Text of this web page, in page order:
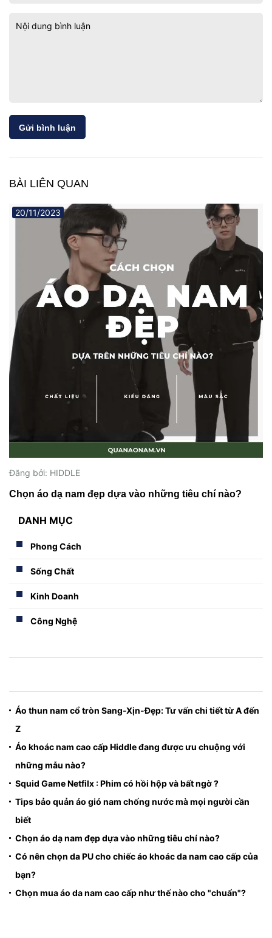
Gửi bình luận
BÀI LIÊN QUAN
20/11/2023
Đăng bởi: HIDDLE
Chọn áo dạ nam đẹp dựa vào những tiêu chí nào?
DANH MỤC
Phong Cách
Sống Chất
Kinh Doanh
Công Nghệ
Áo thun nam cổ tròn Sang-Xịn-Đẹp: Tư vấn chi tiết từ A đến
Z
Áo khoác nam cao cấp Hiddle đang được ưu chuộng với
những mẫu nào?
Squid Game Netfilx : Phim có hồi hộp và bất ngờ ?
Tips bảo quản áo gió nam chống nước mà mọi người cần
biết
Chọn áo dạ nam đẹp dựa vào những tiêu chí nào?
Có nên chọn da PU cho chiếc áo khoác da nam cao cấp của
bạn?
Chọn mua áo da nam cao cấp như thế nào cho "chuẩn"?